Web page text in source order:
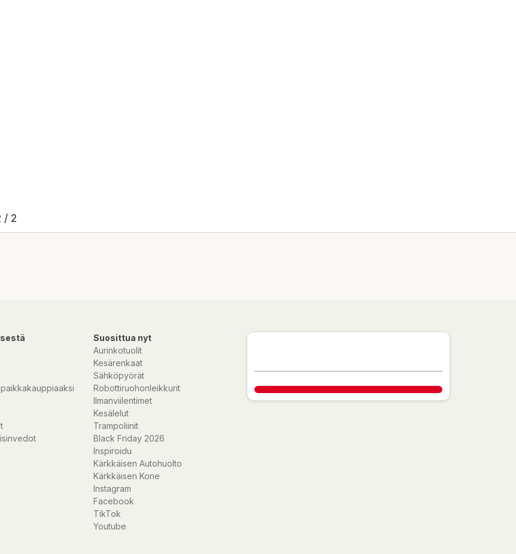
/ 2
Suosittua nyt
Aurinkotuolit
Kesärenkaat
Sähköpyörät
Robottiruohonleikkurit
Ilmanviilentimet
Kesälelut
Trampoliinit
Black Friday 2026
Inspiroidu
Kärkkäisen Autohuolto
Kärkkäisen Kone
Instagram
Facebook
TikTok
Youtube